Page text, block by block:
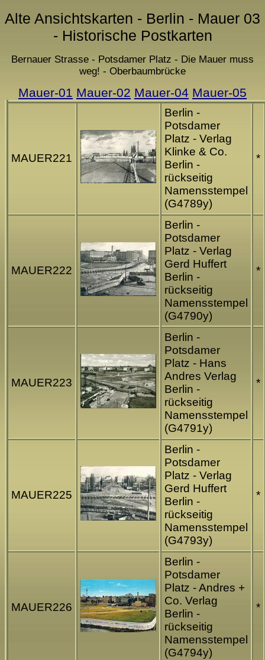
Alte Ansichtskarten - Berlin - Mauer 03
- Historische Postkarten
Bernauer Strasse - Potsdamer Platz - Die Mauer muss
weg! - Oberbaumbrücke
Mauer-01 Mauer-02 Mauer-04 Mauer-05
MAUER221
Berlin -
Potsdamer
Platz - Verlag
Klinke & Co.
Berlin -
rückseitig
Namensstempel
(G4789y)
*
MAUER222
Berlin -
Potsdamer
Platz - Verlag
Gerd Huffert
Berlin -
rückseitig
Namensstempel
(G4790y)
*
MAUER223
Berlin -
Potsdamer
Platz - Hans
Andres Verlag
Berlin -
rückseitig
Namensstempel
(G4791y)
*
MAUER225
Berlin -
Potsdamer
Platz - Verlag
Gerd Huffert
Berlin -
rückseitig
Namensstempel
(G4793y)
*
MAUER226
Berlin -
Potsdamer
Platz - Andres +
Co. Verlag
Berlin -
rückseitig
Namensstempel
(G4794y)
*